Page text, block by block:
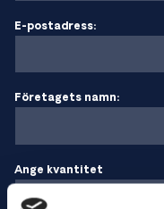
E-postadress:
Företagets namn:
Ange kvantitet